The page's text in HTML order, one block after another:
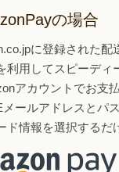
の場合
に登録された配
利用してスピーディ
アカウントでお支
メールアドレスとパ
ド情報を選択するだ